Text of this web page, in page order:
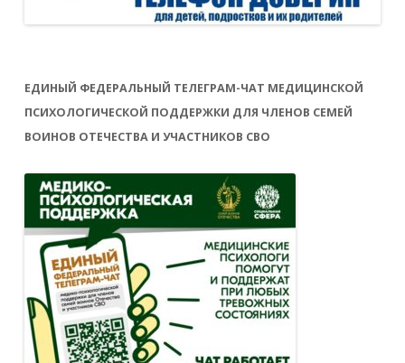
ЕДИНЫЙ ФЕДЕРАЛЬНЫЙ ТЕЛЕГРАМ-ЧАТ МЕДИЦИНСКОЙ
ПСИХОЛОГИЧЕСКОЙ ПОДДЕРЖКИ ДЛЯ ЧЛЕНОВ СЕМЕЙ
ВОИНОВ ОТЕЧЕСТВА И УЧАСТНИКОВ СВО